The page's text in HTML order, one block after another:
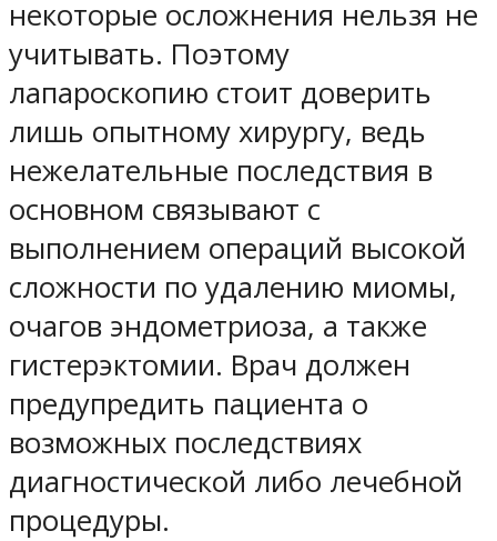
некоторые осложнения нельзя не
учитывать. Поэтому
лапароскопию стоит доверить
лишь опытному хирургу, ведь
нежелательные последствия в
основном связывают с
выполнением операций высокой
сложности по удалению миомы,
очагов эндометриоза, а также
гистерэктомии. Врач должен
предупредить пациента о
возможных последствиях
диагностической либо лечебной
процедуры.